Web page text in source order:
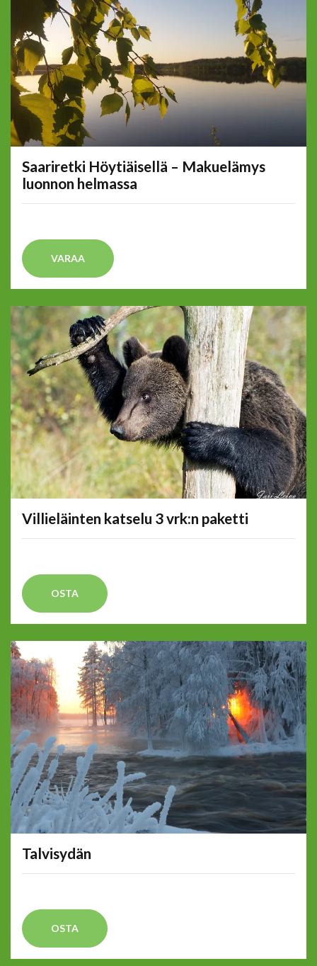
Saariretki Höytiäisellä – Makuelämys
luonnon helmassa
VARAA
Villieläinten katselu 3 vrk:n paketti
OSTA
Talvisydän
OSTA